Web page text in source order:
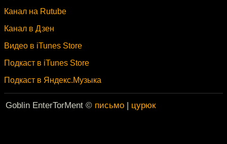
Канал на Rutube
Канал в Дзен
Видео в iTunes Store
Подкаст в iTunes Store
Подкаст в Яндекс.Музыка
Goblin EnterTorMent © письмо | цурюк